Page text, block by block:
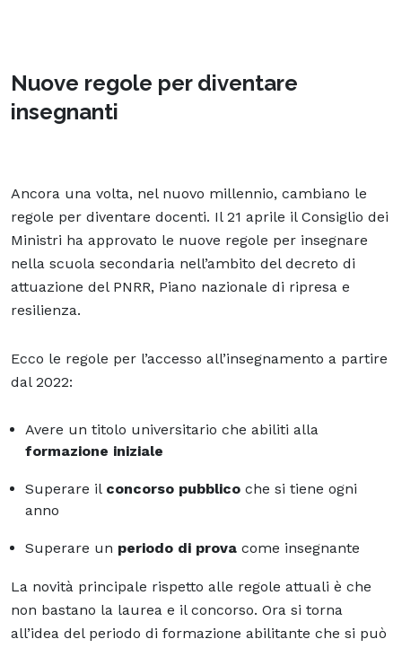
Nuove regole per diventare
insegnanti
Ancora una volta, nel nuovo millennio, cambiano le
regole per diventare docenti. Il 21 aprile il Consiglio dei
Ministri ha approvato le nuove regole per insegnare
nella scuola secondaria nell’ambito del decreto di
attuazione del PNRR, Piano nazionale di ripresa e
resilienza.
Ecco le regole per l’accesso all’insegnamento a partire
dal 2022:
Avere un titolo universitario che abiliti alla
formazione iniziale
Superare il concorso pubblico che si tiene ogni
anno
Superare un periodo di prova come insegnante
La novità principale rispetto alle regole attuali è che
non bastano la laurea e il concorso. Ora si torna
all’idea del periodo di formazione abilitante che si può